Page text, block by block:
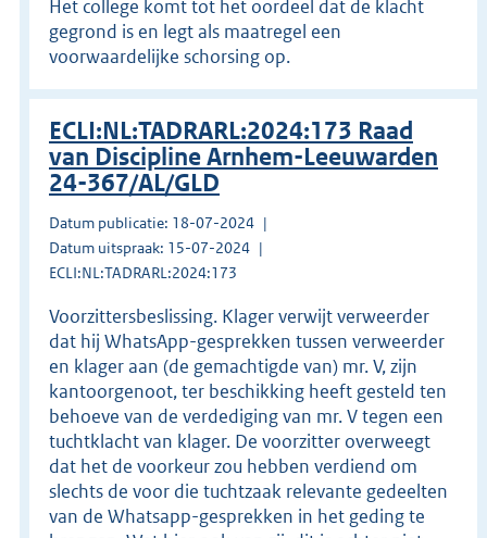
Het college komt tot het oordeel dat de klacht
gegrond is en legt als maatregel een
voorwaardelijke schorsing op.
ECLI:NL:TADRARL:2024:173 Raad
van Discipline Arnhem-Leeuwarden
24-367/AL/GLD
Datum publicatie: 18-07-2024
Datum uitspraak: 15-07-2024
ECLI:NL:TADRARL:2024:173
Voorzittersbeslissing. Klager verwijt verweerder
dat hij WhatsApp-gesprekken tussen verweerder
en klager aan (de gemachtigde van) mr. V, zijn
kantoorgenoot, ter beschikking heeft gesteld ten
behoeve van de verdediging van mr. V tegen een
tuchtklacht van klager. De voorzitter overweegt
dat het de voorkeur zou hebben verdiend om
slechts de voor die tuchtzaak relevante gedeelten
van de Whatsapp-gesprekken in het geding te